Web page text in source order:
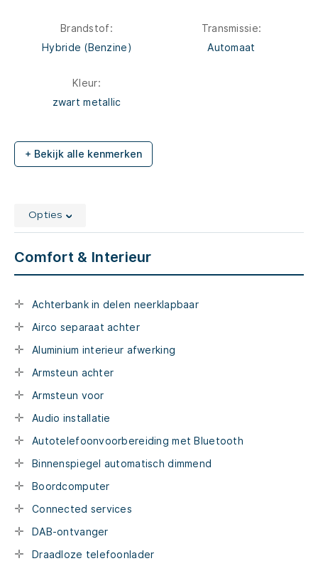
Brandstof:
Hybride (Benzine)
Transmissie:
Automaat
Kleur:
zwart metallic
+ Bekijk alle kenmerken
Opties
Comfort & Interieur
Achterbank in delen neerklapbaar
Airco separaat achter
Aluminium interieur afwerking
Armsteun achter
Armsteun voor
Audio installatie
Autotelefoonvoorbereiding met Bluetooth
Binnenspiegel automatisch dimmend
Boordcomputer
Connected services
DAB-ontvanger
Draadloze telefoonlader